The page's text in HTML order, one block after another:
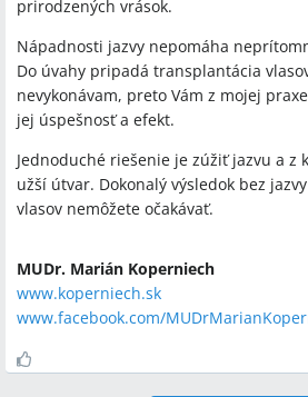
prirodzených vrások.
Nápadnosti jazvy nepomáha
Do úvahy pripadá transplantácia
nevykonávam, preto Vám z mojej
jej úspešnosť a efekt.
Jednoduché riešenie je zúžiť jazvu a z
užší útvar. Dokonalý výsledok bez
vlasov nemôžete očakávať.
MUDr. Marián Koperniech
www.koperniech.sk
www.facebook.com/